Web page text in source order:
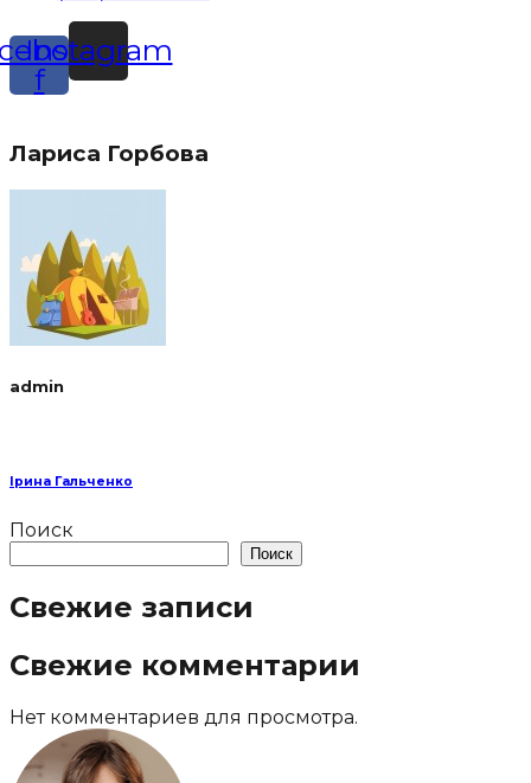
f
Instagram
Лариса Горбова
admin
Ірина Гальченко
Поиск
Поиск
Свежие записи
Свежие комментарии
Нет комментариев для просмотра.